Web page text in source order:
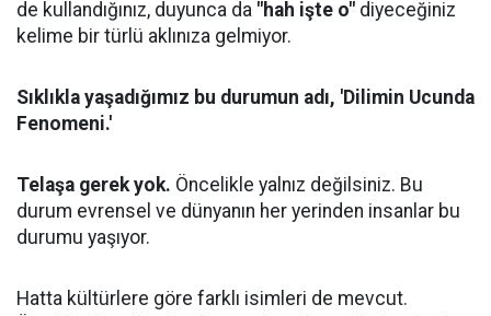
de kullandığınız, duyunca da "hah işte o" diyeceğiniz
kelime bir türlü aklınıza gelmiyor.
Sıklıkla yaşadığımız bu durumun adı, 'Dilimin Ucunda
Fenomeni.'
Telaşa gerek yok. Öncelikle yalnız değilsiniz. Bu
durum evrensel ve dünyanın her yerinden insanlar bu
durumu yaşıyor.
Hatta kültürlere göre farklı isimleri de mevcut.